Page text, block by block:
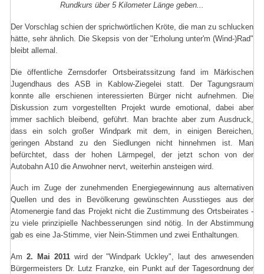
Rundkurs über 5 Kilometer Länge geben...
Der Vorschlag schien der sprichwörtlichen Kröte, die man zu schlucken
hätte, sehr ähnlich. Die Skepsis von der "Erholung unter'm (Wind-)Rad"
bleibt allemal.
Die öffentliche Zernsdorfer Ortsbeiratssitzung fand im Märkischen
Jugendhaus des ASB in Kablow-Ziegelei statt. Der Tagungsraum
konnte alle erschienen interessierten Bürger nicht aufnehmen. Die
Diskussion zum vorgestellten Projekt wurde emotional, dabei aber
immer sachlich bleibend, geführt. Man brachte aber zum Ausdruck,
dass ein solch großer Windpark mit dem, in einigen Bereichen,
geringen Abstand zu den Siedlungen nicht hinnehmen ist. Man
befürchtet, dass der hohen Lärmpegel, der jetzt schon von der
Autobahn A10 die Anwohner nervt, weiterhin ansteigen wird.
Auch im Zuge der zunehmenden Energiegewinnung aus alternativen
Quellen und des in Bevölkerung gewünschten Ausstieges aus der
Atomenergie fand das Projekt nicht die Zustimmung des Ortsbeirates -
zu viele prinzipielle Nachbesserungen sind nötig. In der Abstimmung
gab es eine Ja-Stimme, vier Nein-Stimmen und zwei Enthaltungen.
Am 2. Mai 2011wird der "Windpark Uckley", laut des anwesenden
Bürgermeisters Dr. Lutz Franzke, ein Punkt auf der Tagesordnung der